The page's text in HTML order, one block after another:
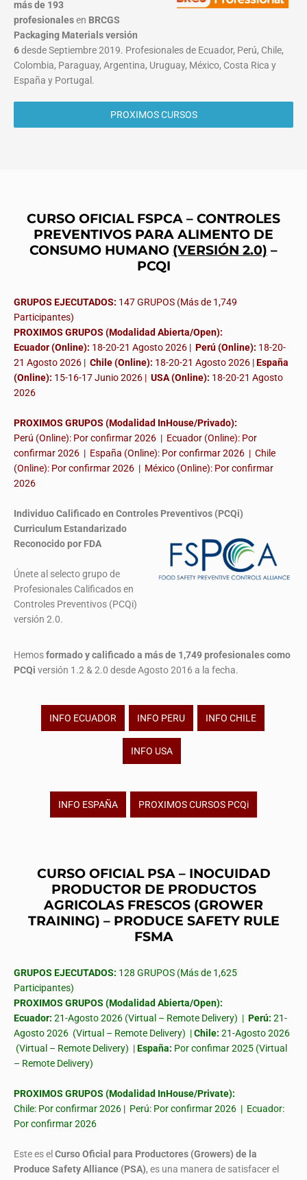
más de 193
profesionalesen BRCGS
Packaging Materialsversión
6desde Septiembre 2019. Profesionales de Ecuador, Perú, Chile,
Colombia, Paraguay, Argentina, Uruguay, México, Costa Rica y
España y Portugal.
PROXIMOS CURSOS
CURSO OFICIAL FSPCA – CONTROLES
PREVENTIVOS PARA ALIMENTO DE
CONSUMO HUMANO (VERSIÓN 2.0) –
PCQI
GRUPOS EJECUTADOS: 147 GRUPOS (Más de 1,749
Participantes)
PROXIMOS GRUPOS (Modalidad Abierta/Open):
Ecuador (Online): 18-20-21 Agosto 2026 | Perú (Online): 18-20-
21 Agosto 2026 | Chile (Online): 18-20-21 Agosto 2026 |España
(Online): 15-16-17 Junio 2026 | USA (Online): 18-20-21 Agosto
2026
PROXIMOS GRUPOS (Modalidad InHouse/Privado):
Perú (Online): Por confirmar 2026 | Ecuador (Online): Por
confirmar 2026 | España (Online): Por confirmar 2026 | Chile
(Online): Por confirmar 2026 | México (Online): Por confirmar
2026
Individuo Calificado en Controles Preventivos (PCQi)
Curriculum Estandarizado
Reconocido por FDA
Únete al selecto grupo de
Profesionales Calificados en
Controles Preventivos (PCQi)
versión 2.0.
Hemosformado y calificado a más de 1,749 profesionalescomo
PCQi versión 1.2 & 2.0 desde Agosto 2016 a la fecha.
INFO ECUADOR INFO PERU INFO CHILE
INFO USA
INFO ESPAÑA PROXIMOS CURSOS PCQi
CURSO OFICIAL PSA – INOCUIDAD
PRODUCTOR DE PRODUCTOS
AGRICOLAS FRESCOS (GROWER
TRAINING) – PRODUCE SAFETY RULE
FSMA
GRUPOS EJECUTADOS: 128 GRUPOS (Más de 1,625
Participantes)
PROXIMOS GRUPOS (Modalidad Abierta/Open):
Ecuador: 21-Agosto 2026 (Virtual – Remote Delivery) | Perú: 21-
Agosto 2026 (Virtual – Remote Delivery) |Chile: 21-Agosto 2026
(Virtual – Remote Delivery) |España: Por confimar 2025 (Virtual
– Remote Delivery)
PROXIMOS GRUPOS (Modalidad InHouse/Private):
Chile: Por confirmar 2026 | Perú: Por confirmar 2026 | Ecuador:
Por confirmar 2026
Este es el Curso Oficial para Productores (Growers) de la
Produce Safety Alliance (PSA), es una manera de satisfacer el